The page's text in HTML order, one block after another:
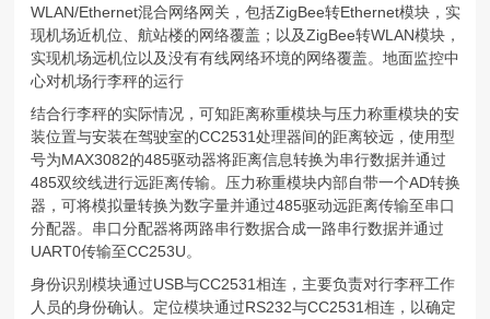
WLAN/Ethernet混合网络网关，包括ZigBee转Ethernet模块，实
现机场近机位、航站楼的网络覆盖；以及ZigBee转WLAN模块，
实现机场远机位以及没有有线网络环境的网络覆盖。地面监控中
心对机场行李秤的运行
结合行李秤的实际情况，可知距离称重模块与压力称重模块的安
装位置与安装在驾驶室的CC2531处理器间的距离较远，使用型
号为MAX3082的485驱动器将距离信息转换为串行数据并通过
485双绞线进行远距离传输。压力称重模块内部自带一个AD转换
器，可将模拟量转换为数字量并通过485驱动远距离传输至串口
分配器。串口分配器将两路串行数据合成一路串行数据并通过
UART0传输至CC253U。
身份识别模块通过USB与CC2531相连，主要负责对行李秤工作
人员的身份确认。定位模块通过RS232与CC2531相连，以确定